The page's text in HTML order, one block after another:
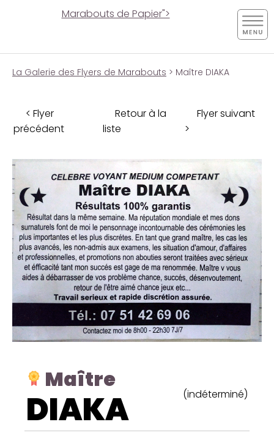
Marabouts de Papier">
La Galerie des Flyers de Marabouts > Maître DIAKA
< Flyer
précédent
Retour à la
liste
Flyer suivant
>
Maître
DIAKA (indéterminé)